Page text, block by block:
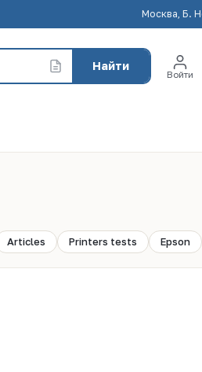
Москва, Б.
Найти
Войти
Articles Printers tests Epson